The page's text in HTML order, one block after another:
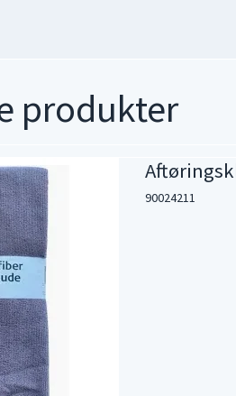
produkter
90024211